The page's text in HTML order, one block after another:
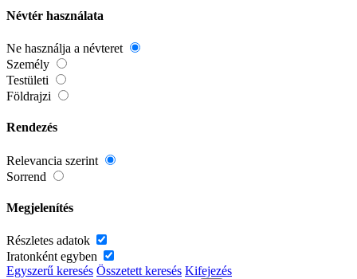
Névtér használata
Ne használja a névteret
Személy
Testületi
Földrajzi
Rendezés
Relevancia szerint
Sorrend
Megjelenítés
Részletes adatok
Iratonként egyben
Egyszerű keresés Összetett keresés Kifejezés